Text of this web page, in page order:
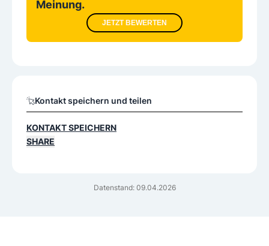
Meinung.
JETZT BEWERTEN
Datenstand: 09.04.2026
Kontakt speichern und teilen
KONTAKT SPEICHERN
SHARE